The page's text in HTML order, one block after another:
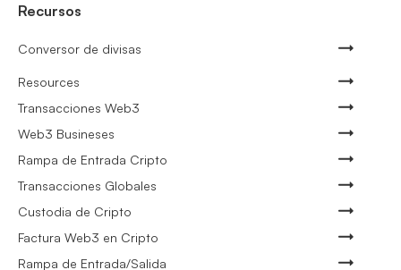
Recursos
Conversor de divisas
Resources
Transacciones Web3
Web3 Busineses
Rampa de Entrada Cripto
Transacciones Globales
Custodia de Cripto
Factura Web3 en Cripto
Rampa de Entrada/Salida